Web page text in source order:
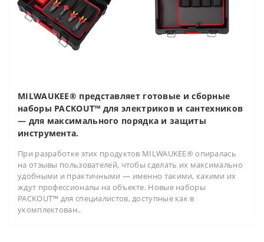
MILWAUKEE® представляет готовые и сборные
наборы PACKOUT™ для электриков и сантехников
— для максимального порядка и защиты
инструмента.
При разработке этих продуктов MILWAUKEE® опиралась
на отзывы пользователей, чтобы сделать их максимально
удобными и практичными — именно такими, какими их
ждут профессионалы на объекте. Новые наборы
PACKOUT™ для специалистов, доступные как в
укомплектован..